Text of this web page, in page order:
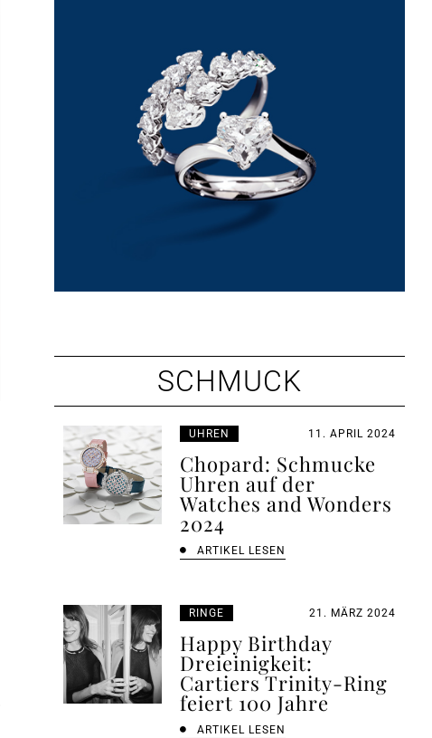
SCHMUCK
UHREN 11. APRIL 2024
Chopard: Schmucke
Uhren auf der
Watches and Wonders
2024
ARTIKEL LESEN
RINGE 21. MÄRZ 2024
Happy Birthday
Dreieinigkeit:
Cartiers Trinity-Ring
feiert 100 Jahre
ARTIKEL LESEN